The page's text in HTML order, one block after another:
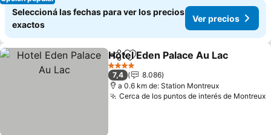
Seleccioná las fechas para ver los precios
exactos
Ver precios
CompartirAñadir a favoritos
Hotel Eden Palace Au Lac
4 Estrellas
7,4
8.086
a 0.6 km de: Station Montreux
Cerca de los puntos de interés de Montreux